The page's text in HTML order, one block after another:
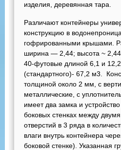
изделия, деревянная тара.
Различают контейнеры
конструкцию в
гофрированными крышами.
ширина — 2,44; высота ~
40-футовые длиной 6,1 и
(стандартного)- 67,2 м3.
толщиной около 2 мм, с
металлические, с
имеет два замка и
боковых стенках между
отверстий в 3 ряда в
влаги внутрь контейнера
боковой стенке). Указанная